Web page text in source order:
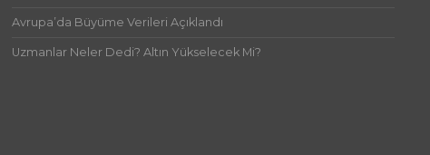
Avrupa’da Büyüme Verileri Açıklandı
Uzmanlar Neler Dedi? Altın Yükselecek Mi?